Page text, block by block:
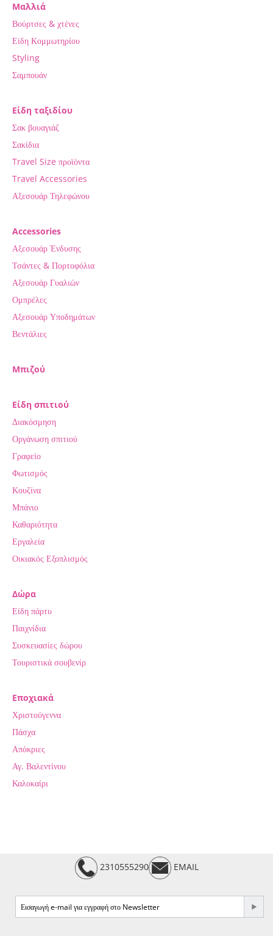
Μαλλιά
Βούρτσες & χτένες
Είδη Κομμωτηρίου
Styling
Σαμπουάν
Είδη ταξιδίου
Σακ βουαγιάζ
Σακίδια
Travel Size προϊόντα
Travel Accessories
Αξεσουάρ Τηλεφώνου
Accessories
Αξεσουάρ Ένδυσης
Τσάντες & Πορτοφόλια
Αξεσουάρ Γυαλιών
Ομπρέλες
Αξεσουάρ Υποδημάτων
Βεντάλιες
Μπιζού
Είδη σπιτιού
Διακόσμηση
Οργάνωση σπιτιού
Γραφείο
Φωτισμός
Κουζίνα
Μπάνιο
Καθαριότητα
Εργαλεία
Οικιακός Εξοπλισμός
Δώρα
Είδη πάρτυ
Παιχνίδια
Συσκευασίες δώρου
Τουριστικά σουβενίρ
Εποχιακά
Χριστούγεννα
Πάσχα
Απόκριες
Αγ. Βαλεντίνου
Καλοκαίρι
2310555290 EMAIL